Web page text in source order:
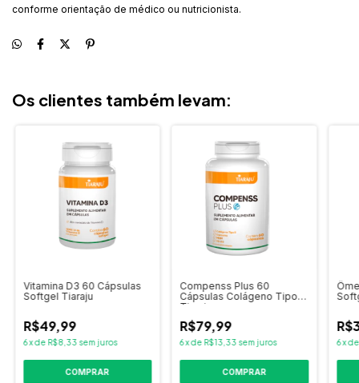
conforme orientação de médico ou nutricionista.
Os clientes também levam:
Vitamina D3 60 Cápsulas
Softgel Tiaraju
R$49,99
6xde R$8,33 sem juros
Compenss Plus 60
Cápsulas Colágeno Tipo 2
Tiaraju
R$79,99
6xde R$13,33 sem juros 6x